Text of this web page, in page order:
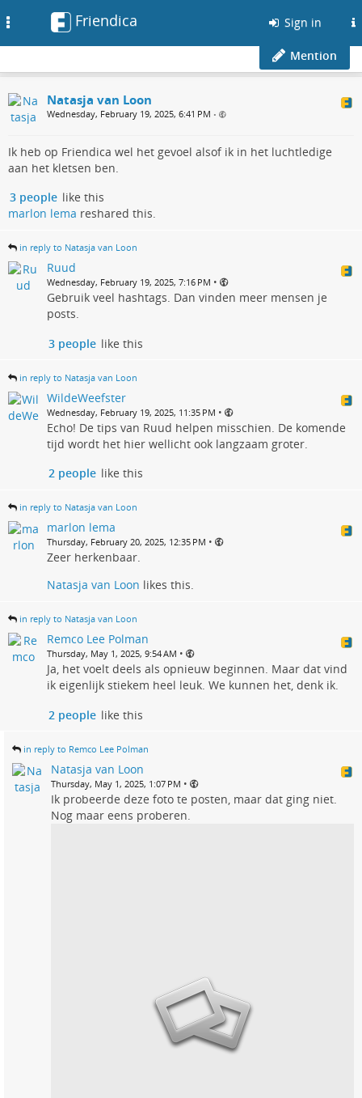
Friendica Sign in
Mention
Natasja van Loon
Wednesday, February 19, 2025, 6:41 PM •
Ik heb op Friendica wel het gevoel alsof ik in het luchtledige
aan het kletsen ben.
3 people like this
marlon lema reshared this.
in reply to Natasja van Loon
Ruud
Wednesday, February 19, 2025, 7:16 PM •
Gebruik veel hashtags. Dan vinden meer mensen je
posts.
3 people like this
in reply to Natasja van Loon
WildeWeefster
Wednesday, February 19, 2025, 11:35 PM •
Echo! De tips van Ruud helpen misschien. De komende
tijd wordt het hier wellicht ook langzaam groter.
2 people like this
in reply to Natasja van Loon
marlon lema
Thursday, February 20, 2025, 12:35 PM •
Zeer herkenbaar.
Natasja van Loon likes this.
in reply to Natasja van Loon
Remco Lee Polman
Thursday, May 1, 2025, 9:54 AM •
Ja, het voelt deels als opnieuw beginnen. Maar dat vind
ik eigenlijk stiekem heel leuk. We kunnen het, denk ik.
2 people like this
in reply to Remco Lee Polman
Natasja van Loon
Thursday, May 1, 2025, 1:07 PM •
Ik probeerde deze foto te posten, maar dat ging niet.
Nog maar eens proberen.